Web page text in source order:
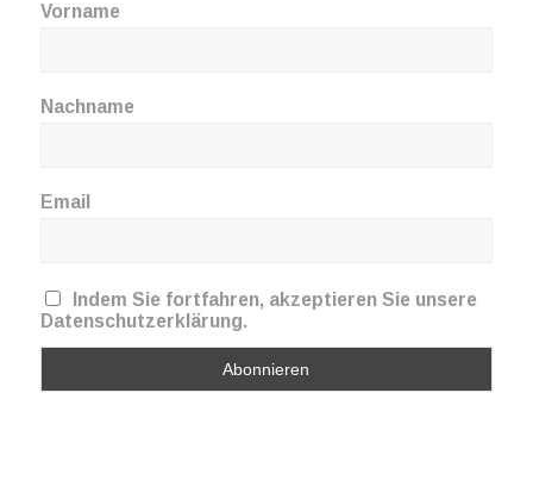
Vorname
Nachname
Email
Indem Sie fortfahren, akzeptieren Sie unsere
Datenschutzerklärung.